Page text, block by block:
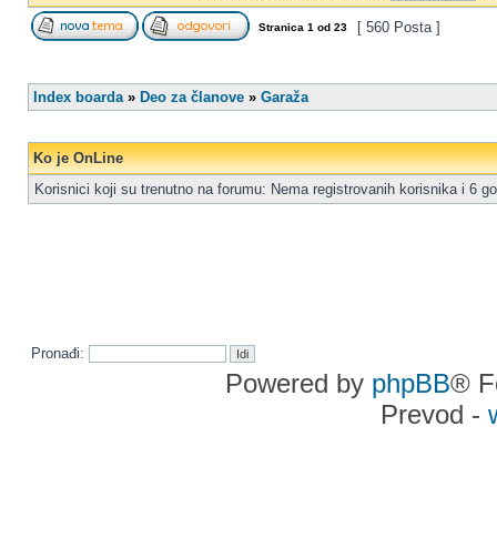
Stranica 1 od 23 [ 560 Posta ]
Index boarda» Deo za članove » Garaža
Ko je OnLine
Korisnici koji su trenutno na forumu: Nema registrovanih korisnika i 6
Pronađi:
Powered by phpBB®
Prevod -